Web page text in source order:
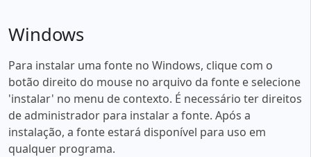
Windows
Para instalar uma fonte no Windows, clique com o
botão direito do mouse no arquivo da fonte e selecione
'instalar' no menu de contexto. É necessário ter direitos
de administrador para instalar a fonte. Após a
instalação, a fonte estará disponível para uso em
qualquer programa.